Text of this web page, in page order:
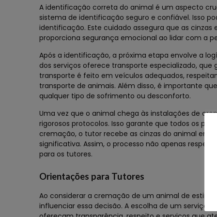
A identificação correta do animal é um aspecto
sistema de identificação seguro e confiável. Isso
identificação. Este cuidado assegura que as
proporciona segurança emocional ao lidar com a
Após a identificação, a próxima etapa envolve a
dos serviços oferece transporte especializado,
transporte é feito em veículos adequados,
transporte de animais. Além disso, é importante
qualquer tipo de sofrimento ou desconforto.
Uma vez que o animal chega às instalações de
rigorosos protocolos. Isso garante que todos os
cremação, o tutor recebe as cinzas do animal em
significativa. Assim, o processo não apenas
para os tutores.
Orientações para Tutores
Ao considerar a cremação de um animal de
influenciar essa decisão. A escolha de um serviço